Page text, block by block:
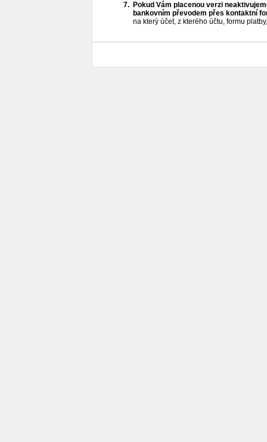
Pokud Vám placenou verzi
bankovním převodem přes kontaktní
na který účet, z kterého účtu, formu